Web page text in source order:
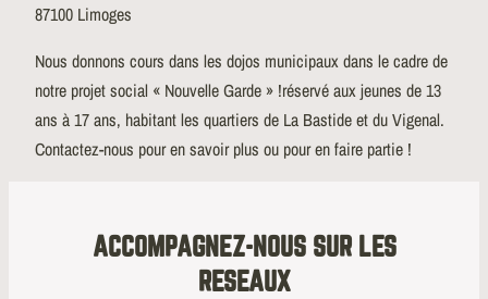
87100 Limoges
Nous donnons cours dans les dojos municipaux dans le cadre de
notre projet social « Nouvelle Garde » !réservé aux jeunes de 13
ans à 17 ans, habitant les quartiers de La Bastide et du Vigenal.
Contactez-nous pour en savoir plus ou pour en faire partie !
ACCOMPAGNEZ-NOUS SUR LES
RESEAUX